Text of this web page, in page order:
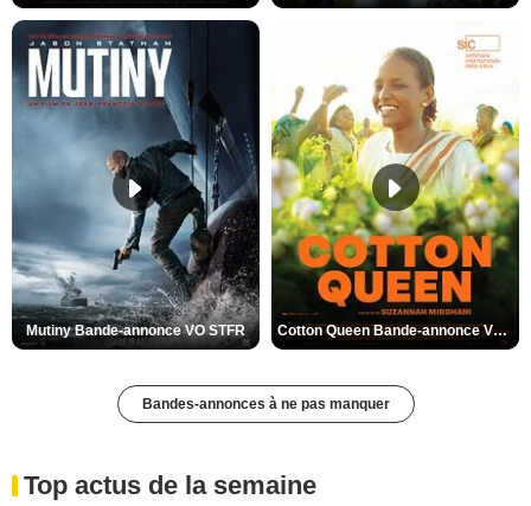
Mutiny Bande-annonce VO STFR Cotton Queen Bande-annonce VO STFR
Bandes-annonces à ne pas manquer
Top actus de la semaine